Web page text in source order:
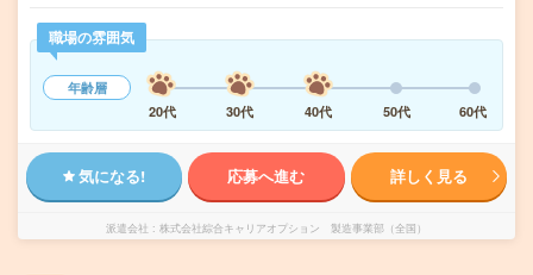
職場の雰囲気
年齢層
20代
30代 40代 50代 60代
気になる! 応募へ進む 詳しく見る
派遣会社 株式会社綜合キャリアオプション 製造事業部（全国）